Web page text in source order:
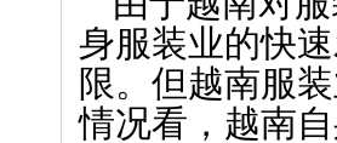
身服装业的快
限。但越南服
情况看，越南